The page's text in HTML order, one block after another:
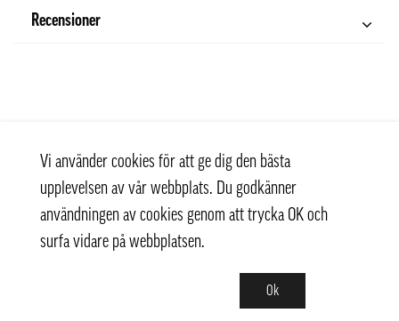
Recensioner
Vi använder cookies för att ge dig den bästa
upplevelsen av vår webbplats. Du godkänner
användningen av cookies genom att trycka OK och
surfa vidare på webbplatsen.
Ok